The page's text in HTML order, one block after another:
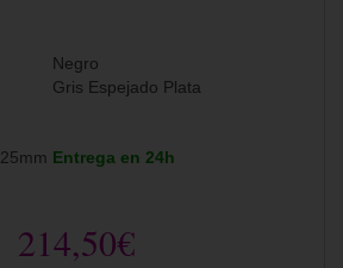
Negro
Gris Espejado Plata
Entrega en 24h
214,50€